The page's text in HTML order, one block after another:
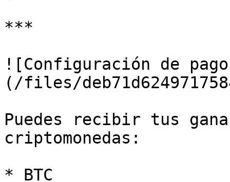
***
![Configuración de
(/files/
Puedes recibir tus
criptomonedas:
* BTC